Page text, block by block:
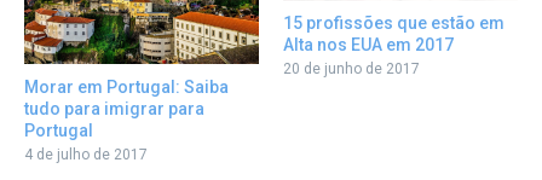
Morar em Portugal: Saiba
tudo para imigrar para
Portugal
4 de julho de 2017
15 profissões que estão em
Alta nos EUA em 2017
20 de junho de 2017